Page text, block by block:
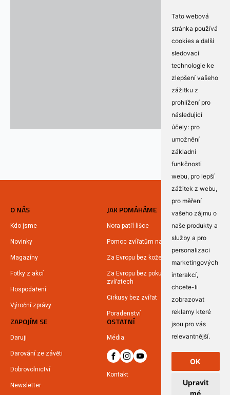
Tato webová
stránka používá
cookies a další
sledovací
technologie ke
zlepšení vašeho
zážitku z
prohlížení pro
následující
účely: pro
umožnění
základní
funkčnosti
webu, pro lepší
zážitek z webu,
pro měření
vašeho zájmu o
naše produkty a
služby a pro
personalizaci
marketingových
interakcí,
chcete-li
zobrazovat
reklamy které
jsou pro vás
relevantnější.
OK
Upravit
mé
O NÁS
Kdo jsme
Novinky
Magazíny
Fotky z akcí
Hospodaření
Výroční zprávy
JAK POMÁHÁME
Nora patří lišce
Pomoc zvířatům na Ukrajině
Za Evropu bez kožešin
Za Evropu bez pokusů na
zvířatech
Cirkusy bez zvířat
Poradenství
ZAPOJÍM SE
Daruji
Darování ze závěti
Dobrovolnictví
Newsletter
OSTATNÍ
Média:
Kontakt